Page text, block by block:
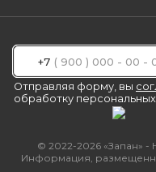
© 2022-2026 «Запан» -
Информация,
+7
Отправляя форму, вы
обработку